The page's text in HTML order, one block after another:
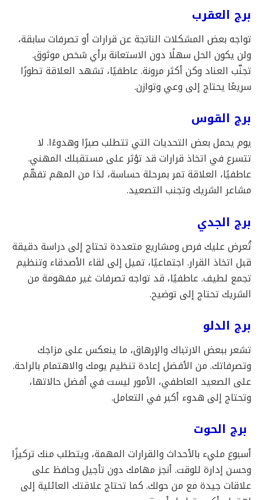
برج العقرب
تواجه بعض المشكلات الناتجة عن قرارات أو تصرفات سابقة،
ولن يكون الحل سهلًا دون الاستعانة برأي شخص موثوق.
تجنّب العناد وكن أكثر مرونة. عاطفيًا، تشهد العلاقة تطورًا
سريعًا يحتاج إلى وعي وتوازن.
برج القوس
يوم يحمل بعض التحديات التي تتطلب صبرًا وهدوءًا. لا
تتسرع في اتخاذ قرارات قد تؤثر على مستقبلك المهني.
عاطفيًا، العلاقة تمر بمرحلة حساسة، لذا من المهم تفهّم
مشاعر الشريك وتجنب التصعيد.
برج الجدي
تُعرض عليك فرص ومشاريع متعددة تحتاج إلى دراسة دقيقة
قبل اتخاذ القرار. اجتماعيًا، تميل إلى لقاء الأصدقاء وتنظيم
تجمع لطيف. عاطفيًا، قد تواجه تصرفات غير مفهومة من
الشريك تحتاج إلى توضيح.
برج الدلو
تشعر ببعض الارتباك والإرهاق، ما ينعكس على مزاجك
وتصرفاتك. من الأفضل إعادة تنظيم يومك والاهتمام بالراحة.
على الصعيد العاطفي، الأمور ليست في أفضل حالاتها،
وتحتاج إلى هدوء أكبر في التعامل.
برج الحوت
أسبوع مليء بالأحداث والقرارات المهمة، ويتطلب منك تركيزًا
وحسن إدارة للوقت. أنجز مهامك دون تأجيل وحافظ على
علاقات جيدة مع من حولك. كما تحتاج علاقتك العائلية إلى